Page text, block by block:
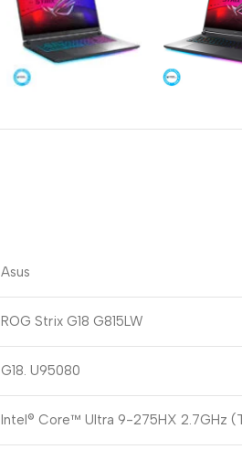
Asus
ROG Strix G18 G815LW
G18. U95080
Intel® Core™ Ultra 9-275HX 2.7GHz